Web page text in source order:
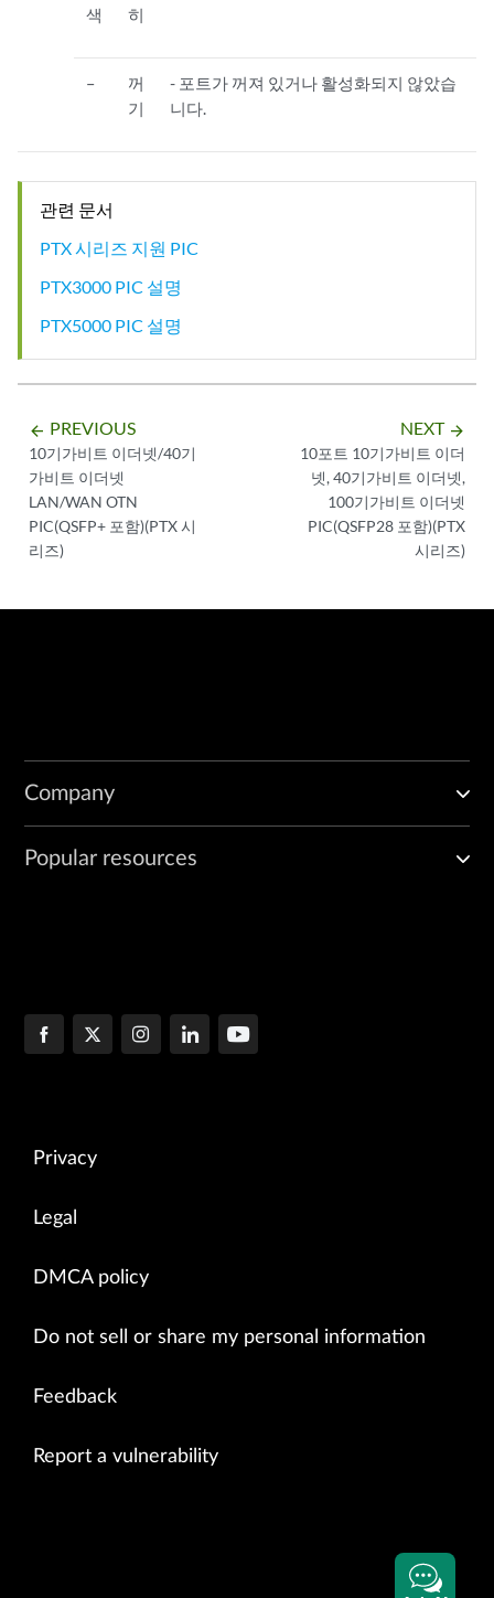
색
히
–
꺼
기
- 포트가 꺼져 있거나 활성화되지 않았습
니다.
관련 문서
PTX 시리즈 지원 PIC
PTX3000 PIC 설명
PTX5000 PIC 설명
arrow_backward PREVIOUS
10기가비트 이더넷/40기
가비트 이더넷
LAN/WAN OTN
PIC(QSFP+ 포함)(PTX 시
리즈)
NEXT arrow_forward
10포트 10기가비트 이더
넷, 40기가비트 이더넷,
100기가비트 이더넷
PIC(QSFP28 포함)(PTX
시리즈)
Company
Popular resources
Privacy
Legal
DMCA policy
Do not sell or share my personal information
Feedback
Report a vulnerability